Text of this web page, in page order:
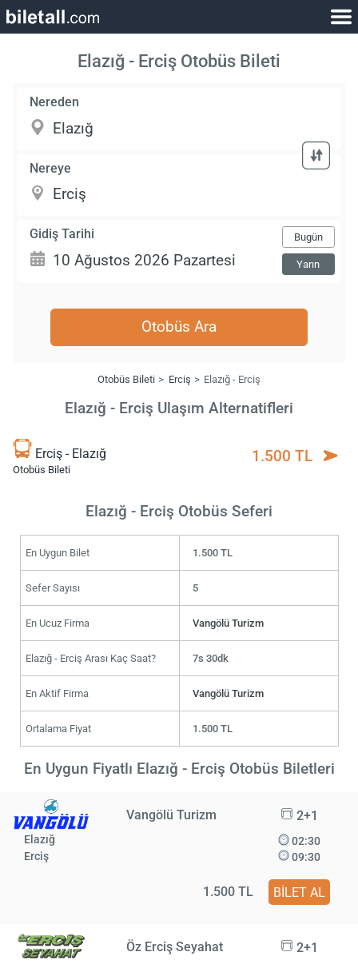
Elazığ - Erciş Otobüs Bileti
Nereden
Nereye
Gidiş Tarihi Bugün
Yarın
Otobüs Ara
Otobüs Bileti Erciş Elazığ - Erciş
Elazığ - Erciş Ulaşım Alternatifleri
Erciş - Elazığ
Otobüs Bileti
1.500 TL
Elazığ - Erciş Otobüs Seferi
En Uygun Bilet 1.500 TL
Sefer Sayısı 5
En Ucuz Firma Vangölü Turizm
Elazığ - Erciş Arası Kaç Saat? 7s 30dk
En Aktif Firma Vangölü Turizm
Ortalama Fiyat 1.500 TL
En Uygun Fiyatlı Elazığ - Erciş Otobüs Biletleri
Vangölü Turizm 2+1
Elazığ
Erciş
02:30
09:30
1.500 TL BİLET AL
Öz Erciş Seyahat 2+1